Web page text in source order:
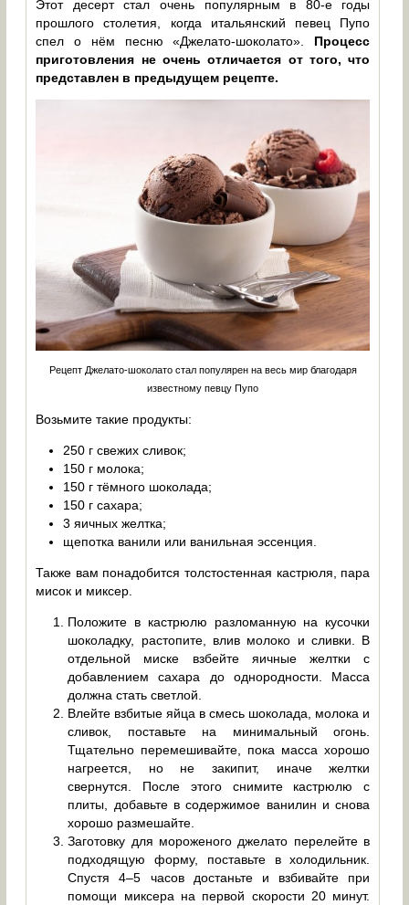
Этот десерт стал очень популярным в 80-е годы
прошлого столетия, когда итальянский певец Пупо
спел о нём песню «Джелато-шоколато». Процесс
приготовления не очень отличается от того, что
представлен в предыдущем рецепте.
Рецепт Джелато-шоколато стал популярен на весь мир благодаря
известному певцу Пупо
Возьмите такие продукты:
250 г свежих сливок;
150 г молока;
150 г тёмного шоколада;
150 г сахара;
3 яичных желтка;
щепотка ванили или ванильная эссенция.
Также вам понадобится толстостенная кастрюля, пара
мисок и миксер.
Положите в кастрюлю разломанную на кусочки
шоколадку, растопите, влив молоко и сливки. В
отдельной миске взбейте яичные желтки с
добавлением сахара до однородности. Масса
должна стать светлой.
Влейте взбитые яйца в смесь шоколада, молока и
сливок, поставьте на минимальный огонь.
Тщательно перемешивайте, пока масса хорошо
нагреется, но не закипит, иначе желтки
свернутся. После этого снимите кастрюлю с
плиты, добавьте в содержимое ванилин и снова
хорошо размешайте.
Заготовку для мороженого джелато перелейте в
подходящую форму, поставьте в холодильник.
Спустя 4–5 часов достаньте и взбивайте при
помощи миксера на первой скорости 20 минут.